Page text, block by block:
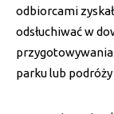
odbiorcami
odsłuchiwać w
parku lub podróży